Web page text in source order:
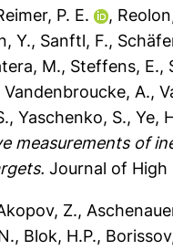
P. E. ,
Y., Sanftl, F.,
M., Steffens, E.,
Vandenbroucke, A.,
, Yaschenko, S., Ye,
measurements of
Journal of High
Z.,
, Blok, H.P.,